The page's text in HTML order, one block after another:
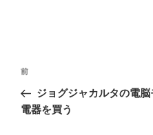
投
ナ
前
の
投
前
ジョグジャカルタの電
電器を買う